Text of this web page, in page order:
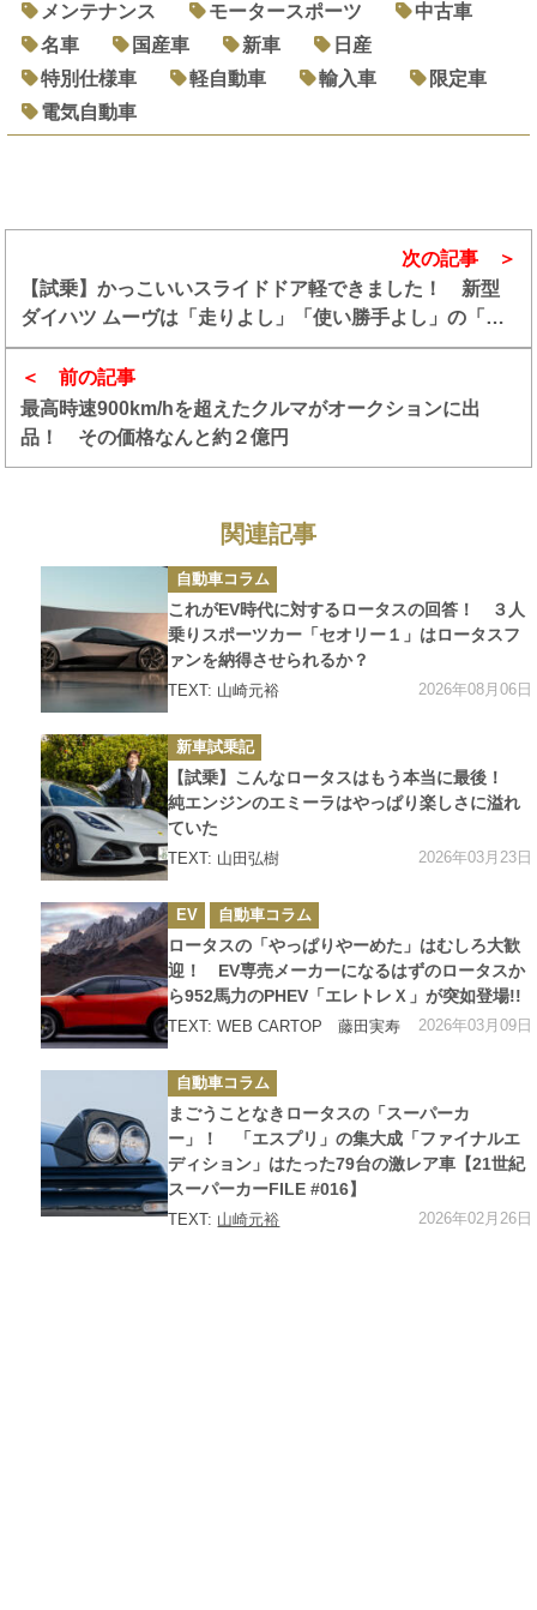
メンテナンス
モータースポーツ
中古車
名車
国産車 新車
日産
特別仕様車
軽自動車 輸入車
限定車
電気自動車
前の記事
最高時速900km/hを超えたクルマがオークションに出
品！ その価格なんと約２億円
次の記事
【試乗】かっこいいスライドドア軽できました！ 新型
ダイハツ ムーヴは「走りよし」「使い勝手よし」の「こ
んな軽ほしかった」なクルマだった
関連記事
カ
テ
ゴ
リ
ー
自動車コラム
これがEV時代に対するロータスの回答！ ３人
乗りスポーツカー「セオリー１」はロータスフ
ァンを納得させられるか？
TEXT: 山崎元裕 2026年08月06日
カ
テ
ゴ
リ
ー
新車試乗記
【試乗】こんなロータスはもう本当に最後！
純エンジンのエミーラはやっぱり楽しさに溢れ
ていた
TEXT: 山田弘樹 2026年03月23日
カ
テ
ゴ
リ
ー
EV 自動車コラム
ロータスの「やっぱりやーめた」はむしろ大歓
迎！ EV専売メーカーになるはずのロータスか
ら952馬力のPHEV「エレトレＸ」が突如登場!!
TEXT: WEB CARTOP 藤田実寿 2026年03月09日
カ
テ
ゴ
リ
ー
自動車コラム
まごうことなきロータスの「スーパーカ
ー」！ 「エスプリ」の集大成「ファイナルエ
ディション」はたった79台の激レア車【21世紀
スーパーカーFILE #016】
TEXT: 山崎元裕 2026年02月26日